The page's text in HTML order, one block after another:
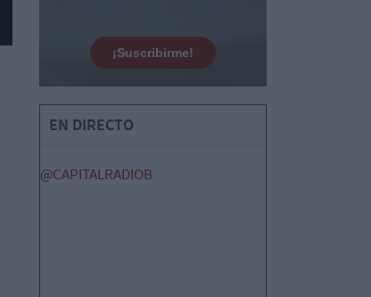
¡Suscribirme!
EN DIRECTO
@CAPITALRADIOB